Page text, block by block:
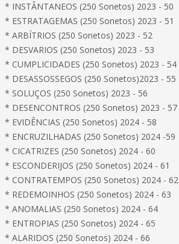
* INSTÂNTANEOS (250 Sonetos) 2023 - 50
* ESTRATAGEMAS (250 Sonetos) 2023 - 51
* ARBÍTRIOS (250 Sonetos) 2023 - 52
* DESVARIOS (250 Sonetos) 2023 - 53
* CUMPLICIDADES (250 Sonetos) 2023 - 54
* DESASSOSSEGOS (250 Sonetos)2023 - 55
* SOLUÇOS (250 Sonetos) 2023 - 56
* DESENCONTROS (250 Sonetos) 2023 - 57
* EVIDÊNCIAS (250 Sonetos) 2024 - 58
* ENCRUZILHADAS (250 Sonetos) 2024 -59
* CICATRIZES (250 Sonetos) 2024 - 60
* ESCONDERIJOS (250 Sonetos) 2024 - 61
* CONTRATEMPOS (250 Sonetos) 2024 - 62
* REDEMOINHOS (250 Sonetos) 2024 - 63
* ANOMALIAS (250 Sonetos) 2024 - 64
* ENTROPIAS (250 Sonetos) 2024 - 65
* ALARIDOS (250 Sonetos) 2024 - 66